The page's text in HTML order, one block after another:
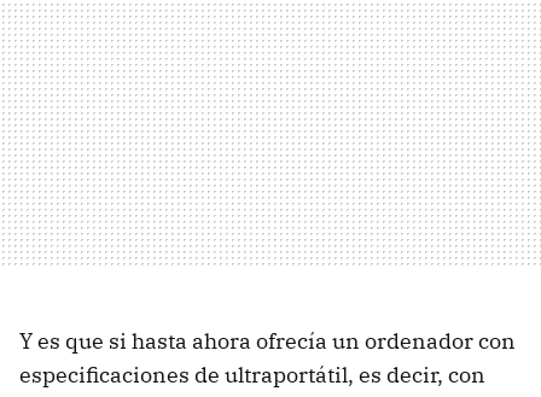
Y es que si hasta ahora ofrecía un ordenador con
especificaciones de ultraportátil, es decir, con